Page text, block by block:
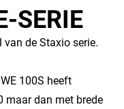
SERIE
van de Staxio serie.
100S heeft
maar dan met brede